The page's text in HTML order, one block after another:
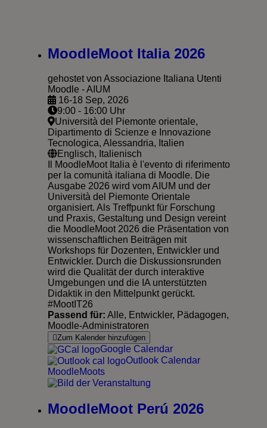
MoodleMoot Italia 2026
gehostet von Associazione Italiana Utenti
Moodle - AIUM
16-18 Sep, 2026
9:00 - 16:00 Uhr
Università del Piemonte orientale,
Dipartimento di Scienze e Innovazione
Tecnologica, Alessandria, Italien
Englisch, Italienisch
Il MoodleMoot Italia è l'evento di riferimento
per la comunità italiana di Moodle. Die
Ausgabe 2026 wird vom AIUM und der
Università del Piemonte Orientale
organisiert. Als Treffpunkt für Forschung
und Praxis, Gestaltung und Design vereint
die MoodleMoot 2026 die Präsentation von
wissenschaftlichen Beiträgen mit
Workshops für Dozenten, Entwickler und
Entwickler. Durch die Diskussionsrunden
wird die Qualität der durch interaktive
Umgebungen und die IA unterstützten
Didaktik in den Mittelpunkt gerückt.
#MootIT26
Passend für: Alle, Entwickler, Pädagogen,
Moodle-Administratoren
Zum Kalender hinzufügen
Google Calendar
Outlook Calendar
MoodleMoots
MoodleMoot Perú 2026